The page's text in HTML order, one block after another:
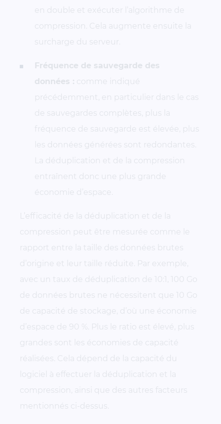
en double et exécuter l’algorithme de
compression. Cela augmente ensuite la
surcharge du serveur.
Fréquence de sauvegarde des
données : comme indiqué
précédemment, en particulier dans le cas
de sauvegardes complètes, plus la
fréquence de sauvegarde est élevée, plus
les données générées sont redondantes.
La déduplication et de la compression
entraînent donc une plus grande
économie d’espace.
L’efficacité de la déduplication et de la
compression peut être mesurée comme le
rapport entre la taille des données brutes
d’origine et leur taille réduite. Par exemple,
avec un taux de déduplication de 10:1, 100 Go
de données brutes ne nécessitent que 10 Go
de capacité de stockage, d’où une économie
d’espace de 90 %. Plus le ratio est élevé, plus
grandes sont les économies de capacité
réalisées. Cela dépend de la capacité du
logiciel à effectuer la déduplication et la
compression, ainsi que des autres facteurs
mentionnés ci-dessus.